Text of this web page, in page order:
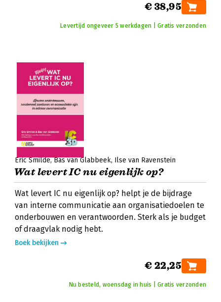
€ 38,95
Levertijd ongeveer 5 werkdagen | Gratis verzonden
Eric Smilde Bas van Glabbeek Ilse van Ravenstein
Wat levert IC nu eigenlijk op?
Wat levert IC nu eigenlijk op? helpt je de bijdrage
van interne communicatie aan organisatiedoelen te
onderbouwen en verantwoorden. Sterk als je budget
of draagvlak nodig hebt.
Boek bekijken
€ 22,25
Nu besteld, woensdag in huis | Gratis verzonden